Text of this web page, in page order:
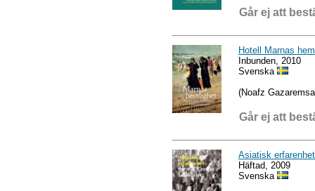
Går ej att
Hotell Marnas
Inbunden, 2010
Svenska
(Noafz
Går ej att
Asiatisk erfarenhet
Häftad, 2009
Svenska